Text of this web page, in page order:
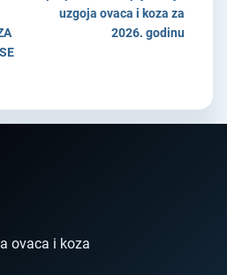
uzgoja ovaca i koza za
2026. godinu
ovaca i koza